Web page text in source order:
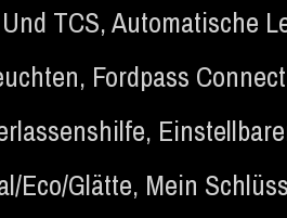
TCS,Automatische
, Fordpass Connect
,
Eco/Glätte, Mein